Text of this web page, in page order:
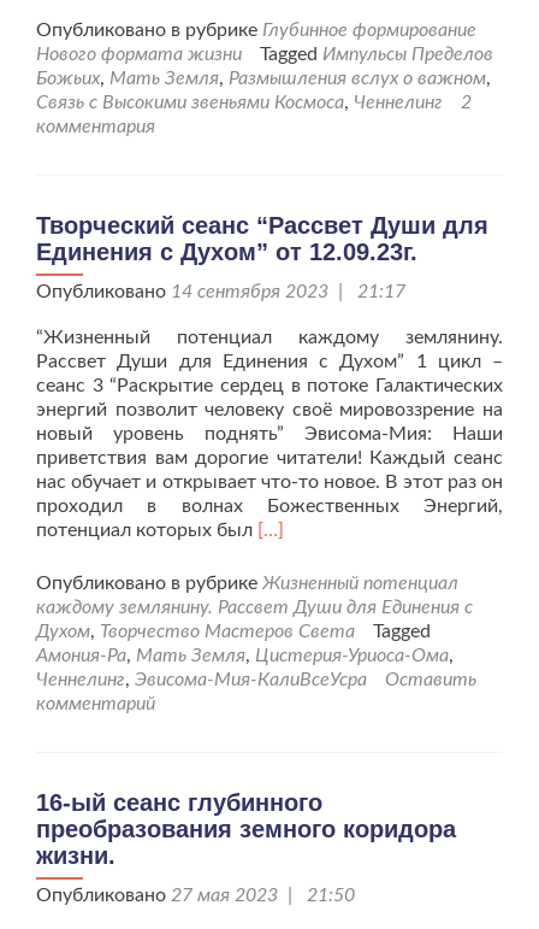
проПоразмышляйте
о
Внутреннем
себя.
не
Опубликовано в рубрике Глубинное формирование
Нового формата жизни
Tagged Импульсы Пределов
Божьих, Мать Земля, Размышления вслух о важном,
Связь с Высокими звеньями Космоса, Ченнелинг
2
комментария
Творческий сеанс “Рассвет Души для
Единения с Духом” от 12.09.23г.
Опубликовано 14 сентября 2023 | 21:17
“Жизненный потенциал каждому землянину.
Рассвет Души для Единения с Духом” 1 цикл –
сеанс 3 “Раскрытие сердец в потоке Галактических
энергий позволит человеку своё мировоззрение на
новый уровень поднять” Эвисома-Мия: Наши
приветствия вам дорогие читатели! Каждый сеанс
нас обучает и открывает что-то новое. В этот раз он
проходил в волнах Божественных Энергий,
потенциал которых был Читать
проТворческий
сеанс
“Рассвет
Души
для
12.09.23г.
[…]
Опубликовано в рубрике Жизненный потенциал
каждому землянину. Рассвет Души для Единения с
Духом, Творчество Мастеров Света
Tagged
Амония-Ра, Мать Земля, Цистерия-Уриоса-Ома,
Ченнелинг, Эвисома-Мия-КалиВсеУсра
Оставить
комментарий
16-ый сеанс глубинного
преобразования земного коридора
жизни.
Опубликовано 27 мая 2023 | 21:50